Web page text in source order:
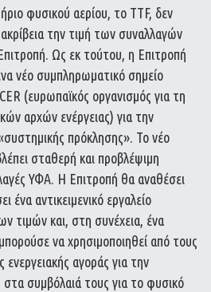
φυσικού αερίου, το TTF, δεν
την τιμή των συναλλαγών
Ως εκ τούτου, η Επιτροπή
νέο συμπληρωματικό σημείο
(ευρωπαϊκός οργανισμός για τη
αρχών ενέργειας) για την
πρόκλησης». Το νέο
σταθερή και προβλέψιμη
ΥΦΑ. Η Επιτροπή θα αναθέσει
ένα αντικειμενικό εργαλείο
τιμών και, στη συνέχεια, ένα
να χρησιμοποιηθεί από τους
αγοράς για την
συμβόλαιά τους για το φυσικό